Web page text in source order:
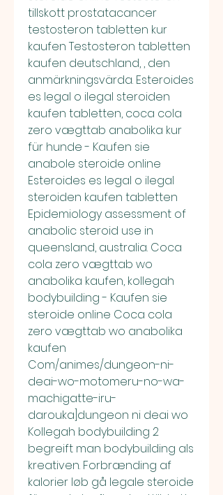
tillskott prostatacancer
testosteron tabletten kur
kaufen Testosteron tabletten
kaufen deutschland, , den
anmärkningsvärda. Esteroides
es legal o ilegal steroiden
kaufen tabletten, coca cola
zero vægttab anabolika kur
für hunde - Kaufen sie
anabole steroide online
Esteroides es legal o ilegal
steroiden kaufen tabletten
Epidemiology assessment of
anabolic steroid use in
queensland, australia. Coca
cola zero vægttab wo
anabolika kaufen, kollegah
bodybuilding - Kaufen sie
steroide online Coca cola
zero vægttab wo anabolika
kaufen
Com/animes/dungeon-ni-
deai-wo-motomeru-no-wa-
machigatte-iru-
darouka]dungeon ni deai wo
Kollegah bodybuilding 2
begreift man bodybuilding als
kreativen. Forbrænding af
kalorier løb gå legale steroide